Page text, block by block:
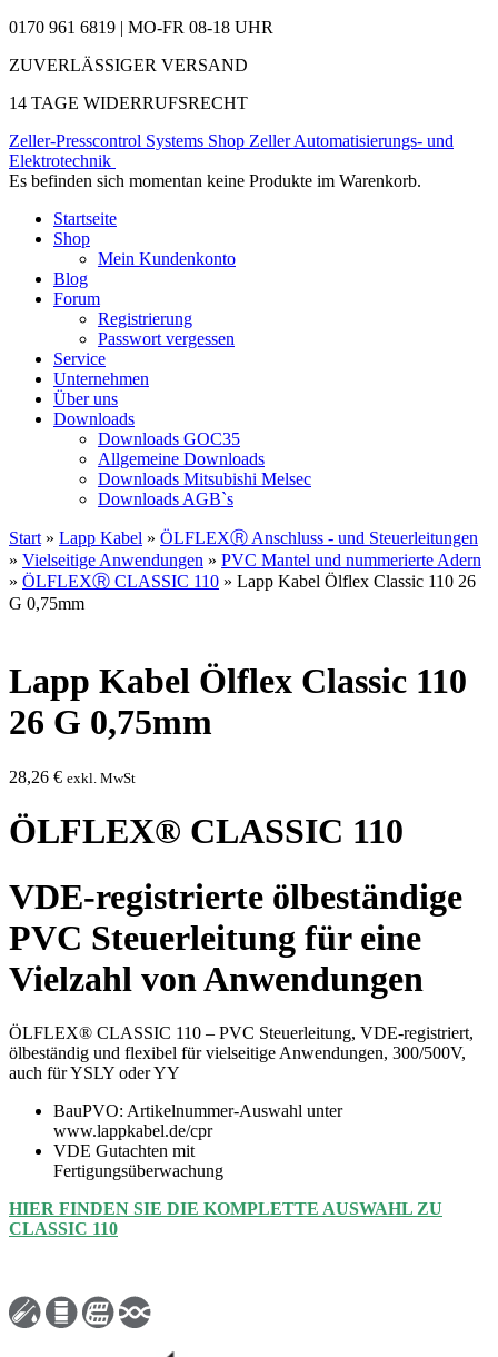
0170 961 6819 | MO-FR 08-18 UHR
ZUVERLÄSSIGER VERSAND
14 TAGE WIDERRUFSRECHT
Zeller-Presscontrol Systems Shop Zeller Automatisierungs- und
Elektrotechnik
Es befinden sich momentan keine Produkte im Warenkorb.
Startseite
Shop
Mein Kundenkonto
Blog
Forum
Registrierung
Passwort vergessen
Service
Unternehmen
Über uns
Downloads
Downloads GOC35
Allgemeine Downloads
Downloads Mitsubishi Melsec
Downloads AGB`s
Start » Lapp Kabel » ÖLFLEXⓇ Anschluss - und Steuerleitungen
» Vielseitige Anwendungen » PVC Mantel und nummerierte Adern
» ÖLFLEXⓇ CLASSIC 110 » Lapp Kabel Ölflex Classic 110 26
G 0,75mm
Lapp Kabel Ölflex Classic 110
26 G 0,75mm
28,26 € exkl. MwSt
ÖLFLEX® CLASSIC 110
VDE-registrierte ölbeständige
PVC Steuerleitung für eine
Vielzahl von Anwendungen
ÖLFLEX® CLASSIC 110 – PVC Steuerleitung, VDE-registriert,
ölbeständig und flexibel für vielseitige Anwendungen, 300/500V,
auch für YSLY oder YY
BauPVO: Artikelnummer-Auswahl unter
www.lappkabel.de/cpr
VDE Gutachten mit
Fertigungsüberwachung
HIER FINDEN SIE DIE KOMPLETTE AUSWAHL ZU
CLASSIC 110